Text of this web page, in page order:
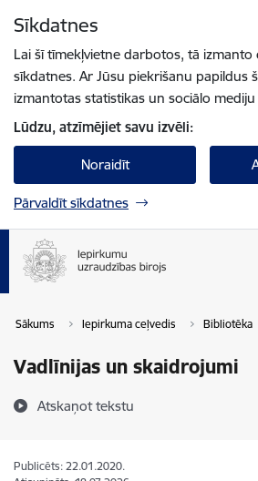
Sīkdatnes
Lai šī tīmekļvietne darbotos, tā izmanto
sīkdatnes. Ar Jūsu piekrišanu papildus
izmantotas statistikas un sociālo
Lūdzu, atzīmējiet savu izvēli:
Noraidīt
Pārvaldīt sīkdatnes
Sākums Iepirkuma ceļvedis Bibliotēka
Vadlīnijas un skaidrojumi
Atskaņot tekstu
Publicēts: 22.01.2020.